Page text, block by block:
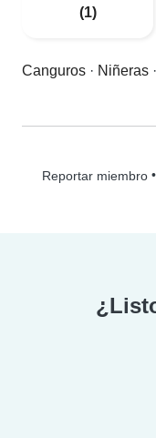
(1)
Canguros · Niñeras ·
Reportar miembro•